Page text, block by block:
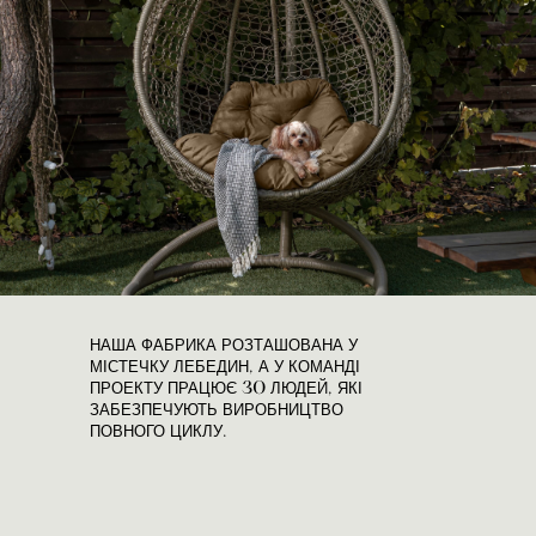
НАША ФАБРИКА РОЗТАШОВАНА У
МІСТЕЧКУ ЛЕБЕДИН, А У КОМАНДІ
ПРОЕКТУ ПРАЦЮЄ 30 ЛЮДЕЙ, ЯКІ
ЗАБЕЗПЕЧУЮТЬ ВИРОБНИЦТВО
ПОВНОГО ЦИКЛУ.